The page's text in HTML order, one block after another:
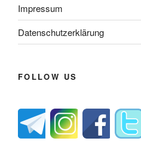
Impressum
Datenschutzerklärung
FOLLOW US